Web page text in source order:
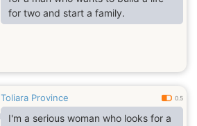
for two and start a family.
Toliara Province 0.5
I'm a serious woman who looks for a